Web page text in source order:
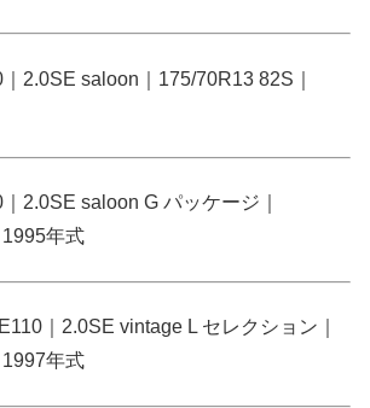
2.0SE saloon｜175/70R13 82S｜
2.0SE saloon G パッケージ｜
年式
｜2.0SE vintage L セレクション｜
年式